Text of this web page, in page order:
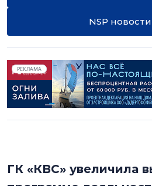
NSP
РЕКЛАМА
ГК «КВС» увеличила